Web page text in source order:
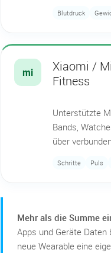
Blutdruck
mi
Xiaomi / Mi
Fitness
Unterstützte
Bands,
über
Schritte Puls
Mehr als die Summe
Apps und Geräte
neue Wearable eine